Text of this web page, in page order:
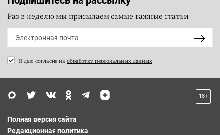
Раз в неделю мы присылаем самые важные статьи
Я даю согласие на обработку персональных данных
18+
Полная версия сайта
Редакционная политика